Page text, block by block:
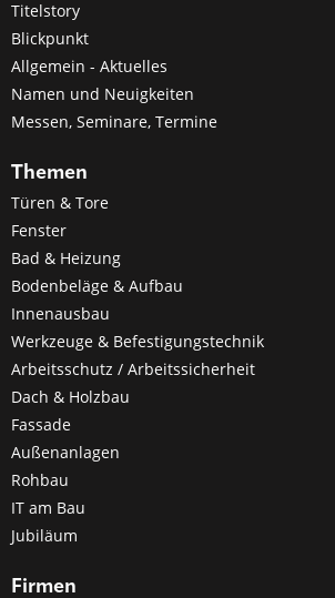
Titelstory
Blickpunkt
Allgemein - Aktuelles
Namen und Neuigkeiten
Messen, Seminare, Termine
Themen
Türen & Tore
Fenster
Bad & Heizung
Bodenbeläge & Aufbau
Innenausbau
Werkzeuge & Befestigungstechnik
Arbeitsschutz / Arbeitssicherheit
Dach & Holzbau
Fassade
Außenanlagen
Rohbau
IT am Bau
Jubiläum
Firmen